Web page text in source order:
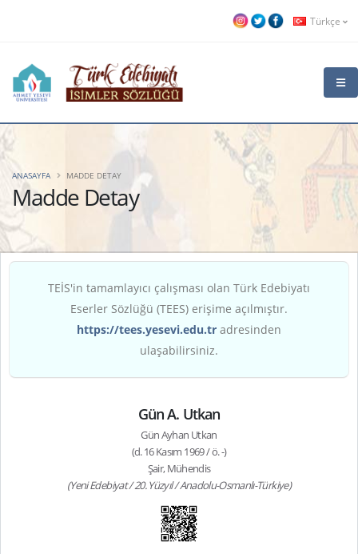
Türkçe
Madde Detay
ANASAYFA MADDE DETAY
TEİS'in tamamlayıcı çalışması olan Türk Edebiyatı
Eserler Sözlüğü (TEES) erişime açılmıştır.
https://tees.yesevi.edu.tr adresinden
ulaşabilirsiniz.
Gün A. Utkan
Gün Ayhan Utkan
(d. 16 Kasım 1969 / ö. -)
Şair, Mühendis
(Yeni Edebiyat / 20. Yüzyıl / Anadolu-Osmanlı-Türkiye)